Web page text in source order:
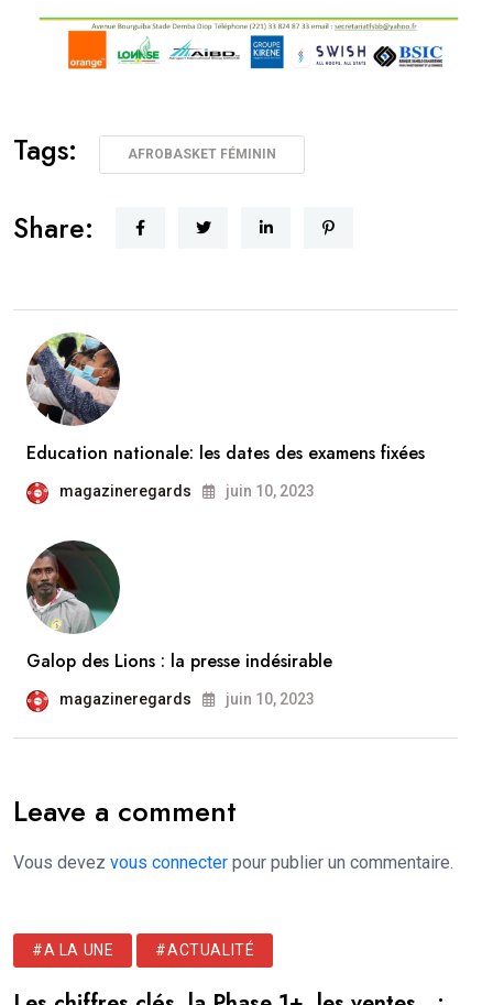
Tags: AFROBASKET FÉMININ
Share:
Education nationale: les dates des examens fixées
magazineregards juin 10, 2023
Galop des Lions : la presse indésirable
magazineregards juin 10, 2023
Leave a comment
Vous devez vous connecter pour publier un commentaire.
#A LA UNE #ACTUALITÉ